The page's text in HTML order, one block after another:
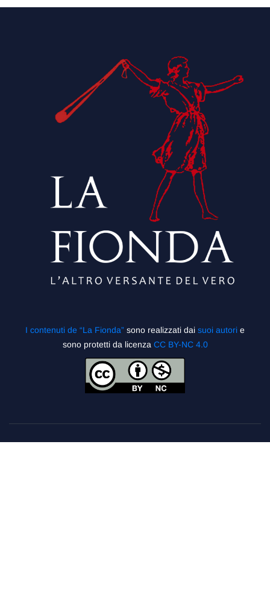
I contenuti de “La Fionda” sono realizzati dai suoi autori e
sono protetti da licenza CC BY-NC 4.0